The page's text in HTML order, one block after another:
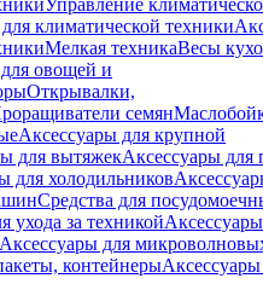
Управление
климатической техники
Мелкая техникаВесы
овощей и
Открывалки,
семян
Аксессуары для крупной
для вытяжекАксессуары для
для холодильников
Средства для
ухода за техникой
Аксессуары для
контейнеры